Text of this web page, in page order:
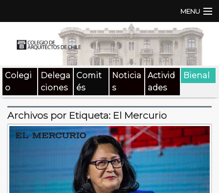
MENU
Documentos
SAT
Contacto
Colegi
o
Delega
ciones
Comit
és
Noticia
s
Activid
ades
Bienal
Archivos por Etiqueta: El Mercurio